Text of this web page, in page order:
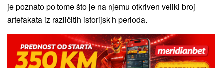
je poznato po tome što je na njemu otkriven veliki broj
artefakata iz različitih istorijskih perioda.